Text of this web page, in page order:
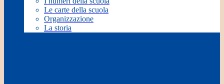
Le carte della scuola
Organizzazione
La storia